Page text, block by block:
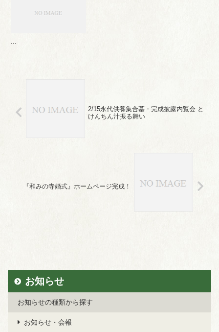
...
2/15永代供養集合墓・完成披露内覧会 と
けんちん汁振る舞い
『和みの寺婚式』ホームページ完成！
お知らせ
お知らせの種類から探す
お知らせ・会報